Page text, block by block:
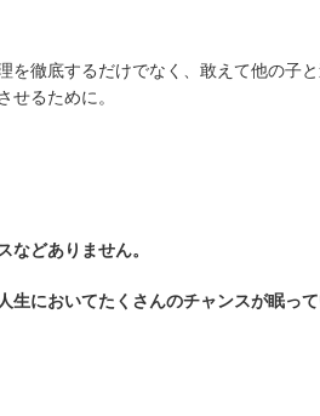
を徹底するだけでなく、敢えて他の子
せるために。
などありません。
生においてたくさんのチャンスが眠って